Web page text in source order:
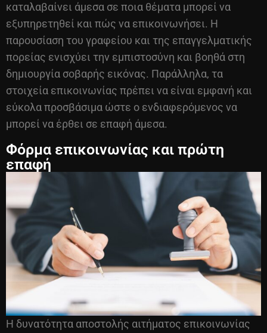
καταλαβαίνει άμεσα σε ποια θέματα μπορεί να
εξυπηρετηθεί και πώς να επικοινωνήσει. Η
παρουσίαση του γραφείου και της επαγγελματικής
πορείας ενισχύει την εμπιστοσύνη και βοηθά στη
δημιουργία σοβαρής εικόνας. Παράλληλα, τα
στοιχεία επικοινωνίας πρέπει να είναι εμφανή και
εύκολα προσβάσιμα ώστε ο ενδιαφερόμενος να
μπορεί να έρθει σε επαφή άμεσα.
Φόρμα επικοινωνίας και πρώτη
επαφή
Η δυνατότητα αποστολής αιτήματος επικοινωνίας